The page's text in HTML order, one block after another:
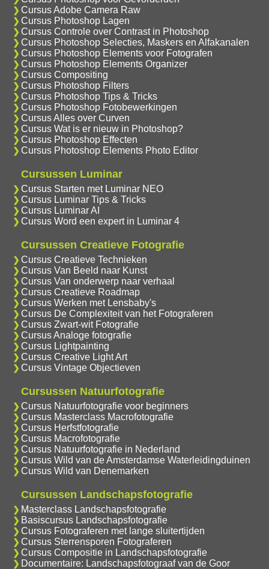
Cursus Adobe Camera Raw
Cursus Photoshop Lagen
Cursus Controle over Contrast in Photoshop
Cursus Photoshop Selecties, Maskers en Alfakanalen
Cursus Photoshop Elements voor Fotografen
Cursus Photoshop Elements Organizer
Cursus Compositing
Cursus Photoshop Filters
Cursus Photoshop Tips & Tricks
Cursus Photoshop Fotobewerkingen
Cursus Alles over Curven
Cursus Wat is er nieuw in Photoshop?
Cursus Photoshop Effecten
Cursus Photoshop Elements Photo Editor
Cursussen Luminar
Cursus Starten met Luminar NEO
Cursus Luminar Tips & Tricks
Cursus Luminar AI
Cursus Word een expert in Luminar 4
Cursussen Creatieve Fotografie
Cursus Creatieve Technieken
Cursus Van Beeld naar Kunst
Cursus Van onderwerp naar verhaal
Cursus Creatieve Roadmap
Cursus Werken met Lensbaby's
Cursus De Complexiteit van het Fotograferen
Cursus Zwart-wit Fotografie
Cursus Analoge fotografie
Cursus Lightpainting
Cursus Creative Light Art
Cursus Vintage Objectieven
Cursussen Natuurfotografie
Cursus Natuurfotografie voor beginners
Cursus Masterclass Macrofotografie
Cursus Herfstfotografie
Cursus Macrofotografie
Cursus Natuurfotografie in Nederland
Cursus Wild van de Amsterdamse Waterleidingduinen
Cursus Wild van Denemarken
Cursussen Landschapsfotografie
Masterclass Landschapsfotografie
Basiscursus Landschapsfotografie
Cursus Fotograferen met lange sluitertijden
Cursus Sterrensporen Fotograferen
Cursus Compositie in Landschapsfotografie
Documentaire: Landschapsfotograaf van de Goor